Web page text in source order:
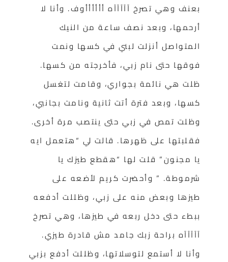
بعنف وهي تصرخ آآآآآه أأأأأأوف. وأنا لا
أرحمها، وبعد نصف ساعة من النيك
المتواصل أنزلت لبني في كسها ونمت
فوقها حتى نام زبي، فأخرجته من كسها.
ظلت هي نائمة بجواري، وقامت لتغسل
كسها، وبعد فترة أتت ثانية ونامت بجانبي،
وظلت تمص في زبي حتى ينتصب مرة أخرى.
فقلبتها على ظهرها. قالت لي “هتعمل ايه
يا مجنون” قلت لها “هقطع طيزك يا
شرموطة. ” وأحضرت كريم لأضعه على
طيزها وبعض منه على زبي، وظللت أدفعه
ببطء حتى دخل ربعه في طيزها، وهي تصرخ
آآآآآه براحة زبك جامد مش قادرة طيزي.
وأنا لا أستمع لتوسلاتها، وظللت أدفع بزبي